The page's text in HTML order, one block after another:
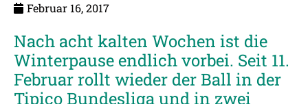
Februar 16, 2017
Nach acht kalten Wochen ist die
Winterpause endlich vorbei. Seit 11.
Februar rollt wieder der Ball in der
Tipico Bundesliga und in zwei